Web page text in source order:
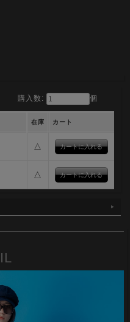
購入数: 個
在庫 カート
△
△